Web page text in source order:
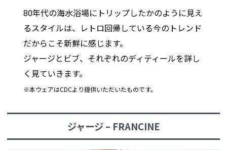
80年代の海水浴場にトリップしたかのように見え
るスタイルは、レトロ回帰している今のトレンド
だからこそ新鮮に感じます。
ジャージとビブ、それぞれのディティールを詳し
く見ていきます。
※本ウェアはCDCより提供いただいたものです。
ジャージ – FRANCINE